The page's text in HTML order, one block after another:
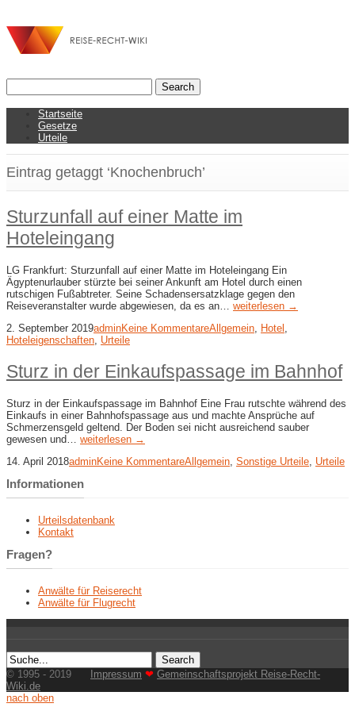
Startseite
Gesetze
Urteile
Eintrag getaggt ‘Knochenbruch’
Sturzunfall auf einer Matte im
Hoteleingang
LG Frankfurt: Sturzunfall auf einer Matte im Hoteleingang Ein
Ägyptenurlauber stürzte bei seiner Ankunft am Hotel durch einen
rutschigen Fußabtreter. Seine Schadensersatzklage gegen den
Reiseveranstalter wurde abgewiesen, da es an… weiterlesen →
2. September 2019adminKeine KommentareAllgemein, Hotel ,
Hoteleigenschaften, Urteile
Sturz in der Einkaufspassage im Bahnhof
Sturz in der Einkaufspassage im Bahnhof Eine Frau rutschte während des
Einkaufs in einer Bahnhofspassage aus und machte Ansprüche auf
Schmerzensgeld geltend. Der Boden sei nicht ausreichend sauber
gewesen und… weiterlesen →
14. April 2018adminKeine KommentareAllgemein, Sonstige Urteile, Urteile
Informationen
Urteilsdatenbank
Kontakt
Fragen?
Anwälte für Reiserecht
Anwälte für Flugrecht
© 1995 - 2019 Impressum ❤ Gemeinschaftsprojekt Reise-Recht-
Wiki.de
nach oben